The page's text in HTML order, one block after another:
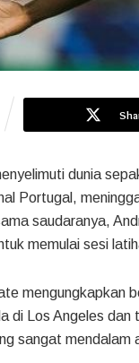
dunia
Portugal,
saudaranya,
memulai sesi
di Los Angeles
sangat